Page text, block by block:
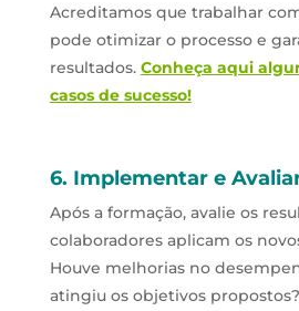
Acreditamos que trabalhar
pode otimizar o processo e
resultados. Conheça aqui
casos de sucesso!
6. Implementar e
Após a formação, avalie os
colaboradores aplicam os
Houve melhorias no
atingiu os objetivos